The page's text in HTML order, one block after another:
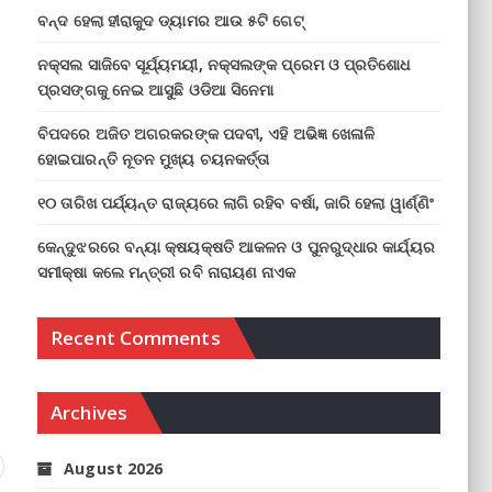
ବନ୍ଦ ହେଲା ହୀରାକୁଦ ଡ୍ୟାମର ଆଉ ୫ଟି ଗେଟ୍
ନକ୍ସଲ ସାଜିବେ ସୂର୍ଯ୍ୟମୟୀ, ନକ୍ସଲଙ୍କ ପ୍ରେମ ଓ ପ୍ରତିଶୋଧ
ପ୍ରସଙ୍ଗକୁ ନେଇ ଆସୁଛି ଓଡିଆ ସିନେମା
ବିପଦରେ ଅଜିତ ଅଗରକରଙ୍କ ପଦବୀ, ଏହି ଅଭିଜ୍ଞ ଖେଳାଳି
ହୋଇପାରନ୍ତି ନୂତନ ମୁଖ୍ୟ ଚୟନକର୍ତ୍ତା
୧୦ ତାରିଖ ପର୍ଯ୍ୟନ୍ତ ରାଜ୍ୟରେ ଲାଗି ରହିବ ବର୍ଷା, ଜାରି ହେଲା ୱାର୍ଣ୍ଣିଂ
କେନ୍ଦୁଝରରେ ବନ୍ୟା କ୍ଷୟକ୍ଷତି ଆକଳନ ଓ ପୁନରୁଦ୍ଧାର କାର୍ଯ୍ୟର
ସମୀକ୍ଷା କଲେ ମନ୍ତ୍ରୀ ରବି ନାରାୟଣ ନାଏକ
Recent Comments
Archives
August 2026